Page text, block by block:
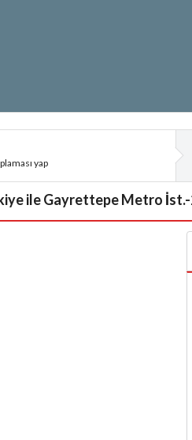
yap
ile Gayrettepe Metro